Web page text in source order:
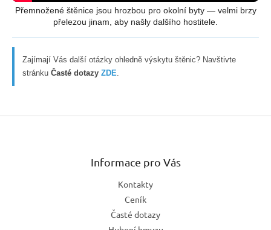
Přemnožené štěnice jsou hrozbou pro okolní byty — velmi brzy
přelezou jinam, aby našly dalšího hostitele.
Zajímají Vás další otázky ohledně výskytu štěnic? Navštivte
stránku Časté dotazy ZDE
Z
Informace pro Vás
Kontakty
Ceník
Časté dotazy